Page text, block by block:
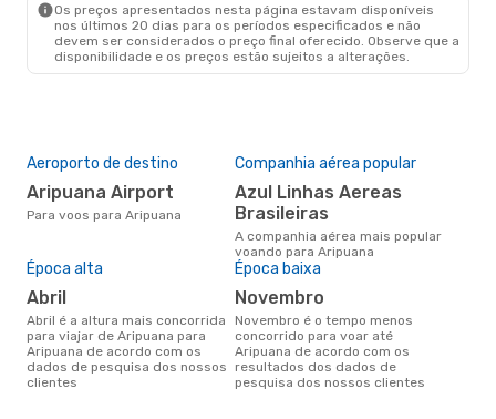
Os preços apresentados nesta página estavam disponíveis
nos últimos 20 dias para os períodos especificados e não
devem ser considerados o preço final oferecido. Observe que a
disponibilidade e os preços estão sujeitos a alterações.
Aeroporto de destino
Aripuana Airport
Para voos para Aripuana
Companhia aérea popular
Azul Linhas Aereas
Brasileiras
A companhia aérea mais popular
voando para Aripuana
Época alta
abril
abril é a altura mais concorrida
para viajar de Aripuana para
Aripuana de acordo com os
dados de pesquisa dos nossos
clientes
Época baixa
novembro
novembro é o tempo menos
concorrido para voar até
Aripuana de acordo com os
resultados dos dados de
pesquisa dos nossos clientes